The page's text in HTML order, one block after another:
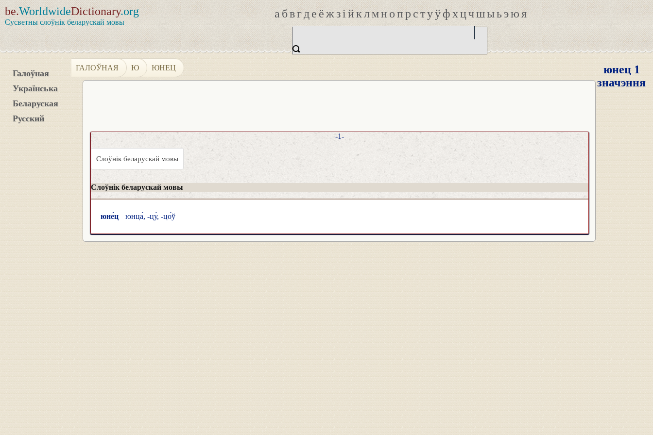
be.WorldwideDictionary.org
Сусветны слоўнік беларускай мовы
абвгдеёжзійклмнопрстуўфхцчшыьэюя
Галоўная
Українська
Беларуская
Русский
ГАЛОЎНАЯ Ю ЮНЕЦ
юнец 1
значэння
-1-
Слоўнік беларускай мовы
Слоўнік беларускай мовы
юне́ц юнца́, -цу́, -цо́ў